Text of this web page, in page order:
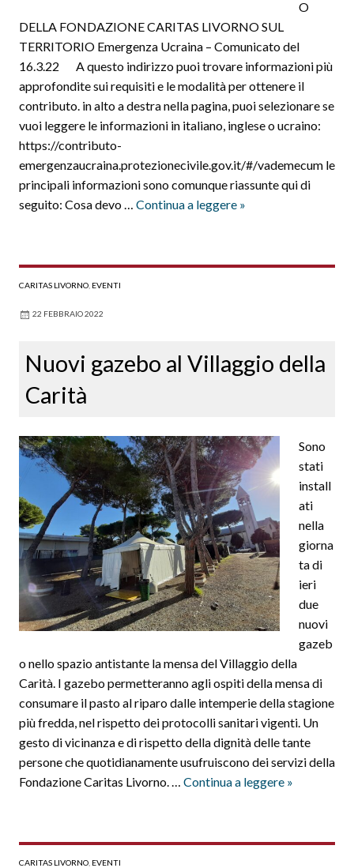
O
DELLA FONDAZIONE CARITAS LIVORNO SUL
TERRITORIO Emergenza Ucraina – Comunicato del
16.3.22 A questo indirizzo puoi trovare informazioni più
approfondite sui requisiti e le modalità per ottenere il
contributo. in alto a destra nella pagina, puoi selezionare se
vuoi leggere le informazioni in italiano, inglese o ucraino:
https://contributo-
emergenzaucraina.protezionecivile.gov.it/#/vademecum le
principali informazioni sono comunque riassunte qui di
seguito: Cosa devo … Continua a leggere Emergenza
aiutare
paese
dalle
guerra
»
CARITAS LIVORNO EVENTI
22 FEBBRAIO 2022
Nuovi gazebo al Villaggio della
Carità
Sono
stati
install
ati
nella
giorna
ta di
ieri
due
nuovi
gazeb
o nello spazio antistante la mensa del Villaggio della
Carità. I gazebo permetteranno agli ospiti della mensa di
consumare il pasto al riparo dalle intemperie della stagione
più fredda, nel rispetto dei protocolli sanitari vigenti. Un
gesto di vicinanza e di rispetto della dignità delle tante
persone che quotidianamente usufruiscono dei servizi della
Fondazione Caritas Livorno. … Continua a leggere Nuovi
Villaggio
»
CARITAS LIVORNO EVENTI